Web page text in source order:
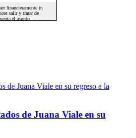
de Juana Viale en su